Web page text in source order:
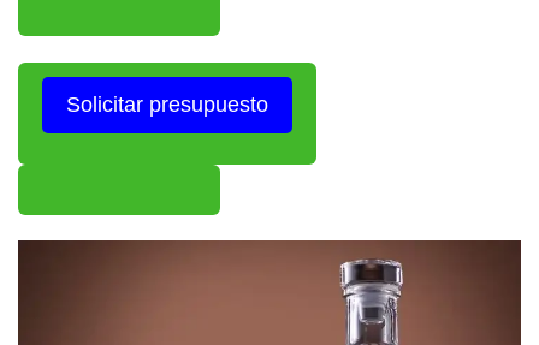
Solicitar presupuesto